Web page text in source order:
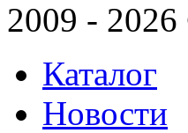
2009 -
Каталог
Новости